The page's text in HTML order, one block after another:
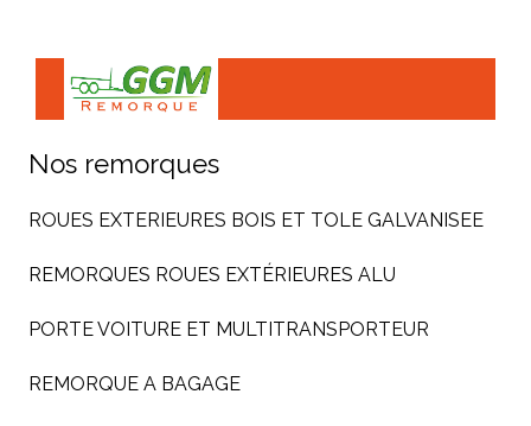
Nos remorques
ROUES EXTERIEURES BOIS ET TOLE GALVANISEE
REMORQUES ROUES EXTÉRIEURES ALU
PORTE VOITURE ET MULTITRANSPORTEUR
REMORQUE A BAGAGE